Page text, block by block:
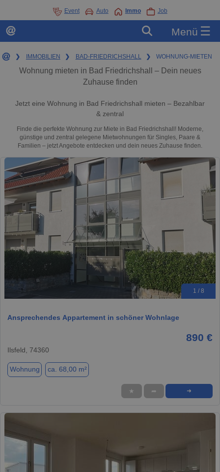
Event Auto Immo Job
Menü ☰
❯ IMMOBILIEN ❯ BAD-FRIEDRICHSHALL ❯ WOHNUNG-MIETEN
Wohnung mieten in Bad Friedrichshall – Dein neues
Zuhause finden
Jetzt eine Wohnung in Bad Friedrichshall mieten – Bezahlbar
& zentral
Finde die perfekte Wohnung zur Miete in Bad Friedrichshall! Moderne,
günstige und zentral gelegene Mietwohnungen für Singles, Paare &
Familien – jetzt Angebote entdecken und dein neues Zuhause finden.
1 / 8
Ansprechendes Appartement in schöner Wohnlage
890 €
Ilsfeld, 74360
Wohnung ca. 68,00 m²
★ ➦ ➜